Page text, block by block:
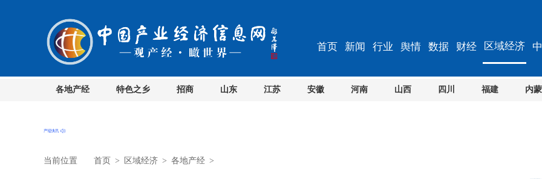
首页 新闻 行业 舆情 数据 财经 区域经济
各地产经 特色之乡 招商 山东 江苏 安徽 河南 山西 四川 福建 内
当前位置 首页 > 区域经济 > 各地产经 >